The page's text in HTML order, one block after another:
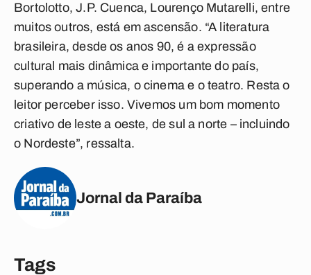
Bortolotto, J.P. Cuenca, Lourenço Mutarelli, entre
muitos outros, está em ascensão. “A literatura
brasileira, desde os anos 90, é a expressão
cultural mais dinâmica e importante do país,
superando a música, o cinema e o teatro. Resta o
leitor perceber isso. Vivemos um bom momento
criativo de leste a oeste, de sul a norte – incluindo
o Nordeste”, ressalta.
Jornal da Paraíba
Tags